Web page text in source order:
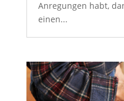
Anregungen habt,
einen...